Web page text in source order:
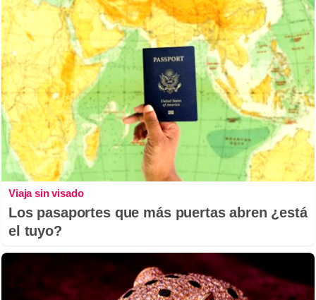
Viaja sin visado
Los pasaportes que más puertas abren ¿está
el tuyo?